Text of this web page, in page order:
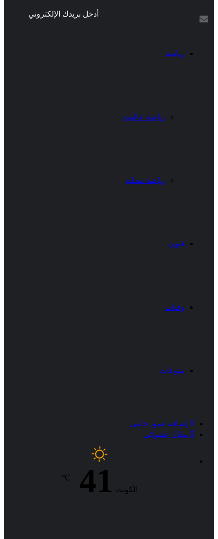
رياضة
رياضة عالمية
رياضة محلية
وفيات
منوعات
إضافة عمود جانبي
مقال عشوائي
41
℃
أدخل بريدك الإلكتروني